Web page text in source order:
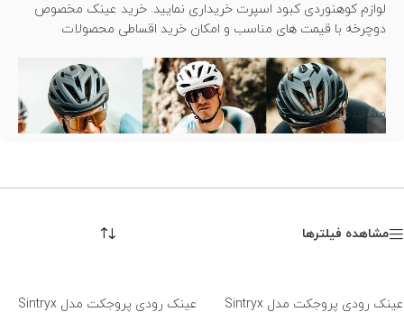
لوازم کوهنوردی کبود اسپرت خریداری نمایید. خرید عینک مخصوص
دوچرخه با قیمت های مناسب و امکان خرید اقساطی محصولات
مشاهده بیشتر
مشاهده فیلترها
عینک رودی پروجکت مدل Sintryx
عینک رودی پروجکت مدل Sintryx